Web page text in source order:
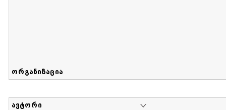
ორგანიზაცია
ავტორი